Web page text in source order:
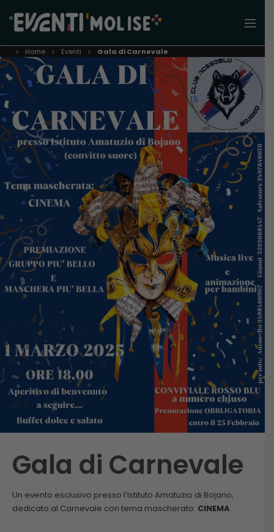
Home Eventi Gala di Carnevale
Gala di Carnevale
Un evento esclusivo presso l’Istituto Amatuzio di Bojano,
dedicato al Carnevale con tema mascherato: CINEMA.